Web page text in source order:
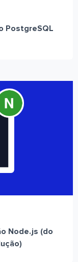
PostgreSQL
Node.js (do